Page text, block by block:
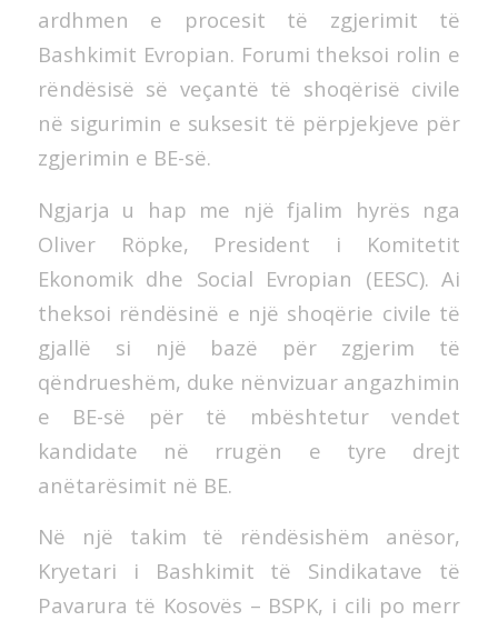
ardhmen e procesit të zgjerimit të
Bashkimit Evropian. Forumi theksoi rolin e
rëndësisë së veçantë të shoqërisë civile
në sigurimin e suksesit të përpjekjeve për
zgjerimin e BE-së.
Ngjarja u hap me një fjalim hyrës nga
Oliver Röpke, President i Komitetit
Ekonomik dhe Social Evropian (EESC). Ai
theksoi rëndësinë e një shoqërie civile të
gjallë si një bazë për zgjerim të
qëndrueshëm, duke nënvizuar angazhimin
e BE-së për të mbështetur vendet
kandidate në rrugën e tyre drejt
anëtarësimit në BE.
Në një takim të rëndësishëm anësor,
Kryetari i Bashkimit të Sindikatave të
Pavarura të Kosovës – BSPK, i cili po merr